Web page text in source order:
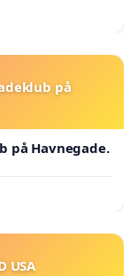
på
på Havnegade.
USA